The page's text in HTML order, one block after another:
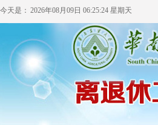
今天是： 2026年08月09日 06:25:25 星期天